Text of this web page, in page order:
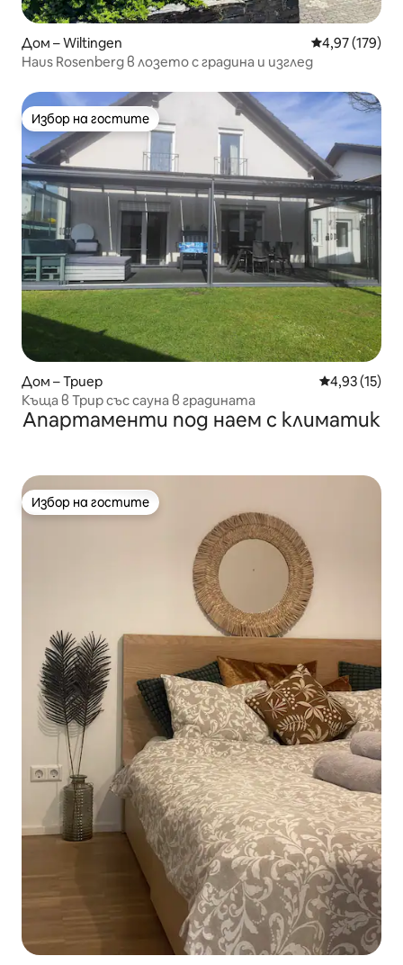
Дом – Wiltingen Средна
4,97 (179)
Haus Rosenberg в лозето с градина и изглед
Избор на гостите
Избор на гостите
Дом – Триер Средна
4,93 (15)
Къща в Трир със сауна в градината
Апартаменти под наем с климатик
Избор на гостите
Избор на гостите